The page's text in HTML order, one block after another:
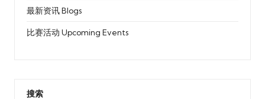
最新资讯 Blogs
比赛活动 Upcoming Events
搜索